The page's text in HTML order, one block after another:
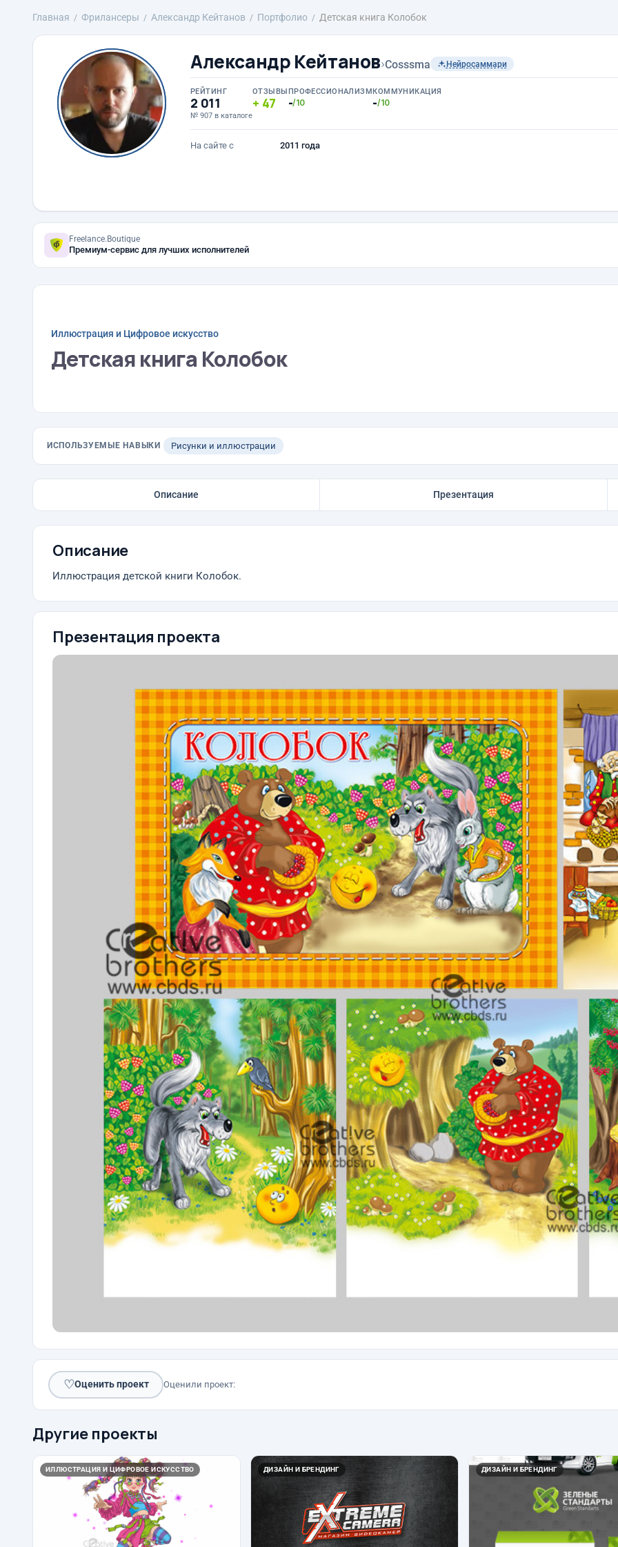
Главная Фрилансеры Александр Кейтанов Портфолио Детская книга Колобок
Александр Кейтанов›Cosssma Нейросаммари
РЕЙТИНГ
2 011
№ 907 в каталоге
ОТЗЫВЫ
47
ПРОФЕССИОНАЛИЗМ
-/10
КОММУНИКАЦИЯ
-/10
На сайте с 2011 года
Freelance.Boutique
Премиум-сервис для лучших исполнителей
Иллюстрация и Цифровое искусство
Детская книга Колобок
ИСПОЛЬЗУЕМЫЕ НАВЫКИ Рисунки и иллюстрации
Описание Презентация
Описание
Иллюстрация детской книги Колобок.
Презентация проекта
♡Оценить проект Оценили проект:
Другие проекты
ИЛЛЮСТРАЦИЯ И ЦИФРОВОЕ ИСКУССТВО ДИЗАЙН И БРЕНДИНГ ДИЗАЙН И БРЕНДИНГ